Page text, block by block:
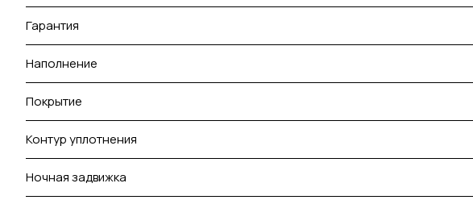
Гарантия
Наполнение
Покрытие
Контур уплотнения
Ночная задвижка